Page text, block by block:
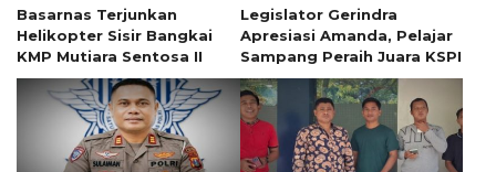
Basarnas Terjunkan
Helikopter Sisir Bangkai
KMP Mutiara Sentosa II
Legislator Gerindra
Apresiasi Amanda, Pelajar
Sampang Peraih Juara KSPI